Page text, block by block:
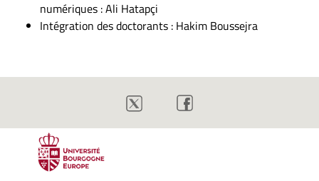
numériques : Ali Hatapçi
Intégration des doctorants : Hakim Boussejra